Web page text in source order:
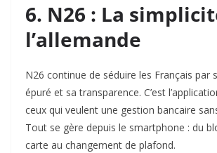
6. N26 : La
l’allemande
N26 continue de séduire les Français par
épuré et sa transparence. C’est
ceux qui veulent une gestion bancaire
Tout se gère depuis le smartphone : du
carte au changement de plafond.